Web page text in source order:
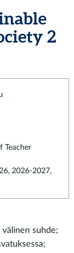
2
Teacher
2026-2027,
suhde;